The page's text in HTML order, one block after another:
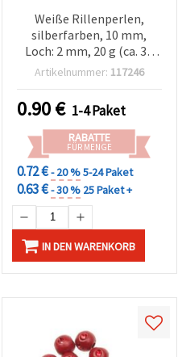
Weiße Rillenperlen,
silberfarben, 10 mm,
Loch: 2 mm, 20 g (ca. 38
Stk.)
Artikelnummer: 117246
0.90€ 1-4 Paket
RABATTE
FÜR MENGE
0.72 €- 20 %5-24 Paket
0.63 €- 30 % 25 Paket +
IN DEN WARENKORB